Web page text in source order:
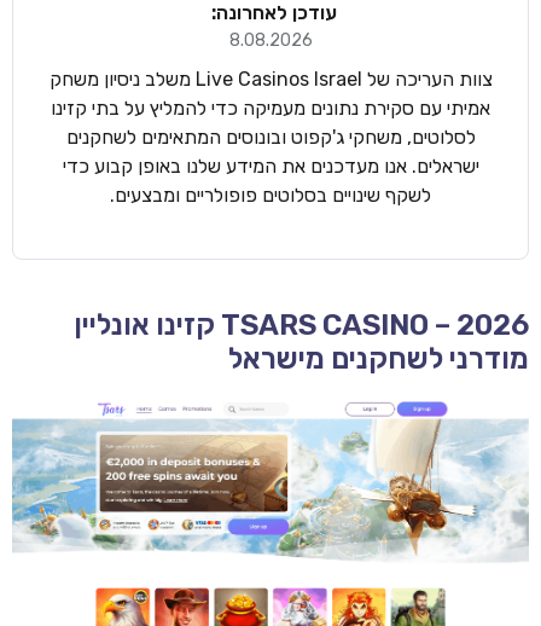
עודכן לאחרונה:
8.08.2026
צוות העריכה של Live Casinos Israel משלב ניסיון משחק
אמיתי עם סקירת נתונים מעמיקה כדי להמליץ על בתי קזינו
לסלוטים, משחקי ג'קפוט ובונוסים המתאימים לשחקנים
ישראלים. אנו מעדכנים את המידע שלנו באופן קבוע כדי
לשקף שינויים בסלוטים פופולריים ומבצעים.
TSARS CASINO – 2026 קזינו אונליין
מודרני לשחקנים מישראל